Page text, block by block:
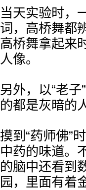
当天实验时，
词，高桥舞都
高桥舞拿起来
人像。
另外，以“老
的都是灰暗的
摸到“药师佛”
中药的味道。
的脑中还看到
园，里面有着